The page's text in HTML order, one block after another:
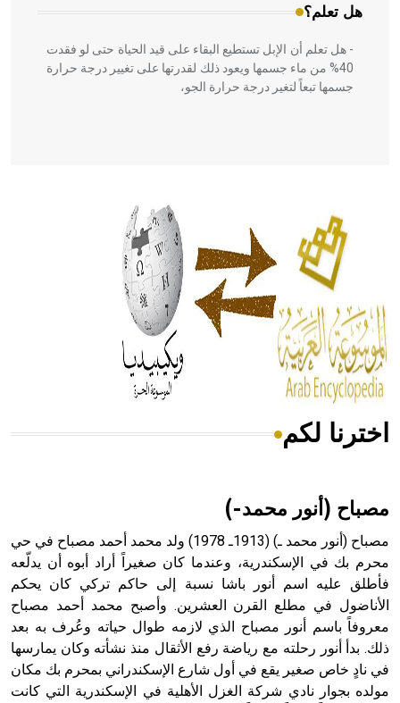
هل تعلم؟
- هل تعلم أن الإبل تستطيع البقاء على قيد الحياة حتى لو فقدت
40% من ماء جسمها ويعود ذلك لقدرتها على تغيير درجة حرارة
جسمها تبعاً لتغير درجة حرارة الجو،
الحكم، الأدلة، تنظيم التغذية، ورسالته في جروح الرأس. ويعود
له الفضل بأنه حرر الطب من الدين والفلسفة.
- هل تعلم أن المرجان إفراز حيواني يتكون في البحر ويتركب
من مادة كربونات الكلسيوم، وهو أحمر أو شديد الحمرة وهو
أجود أنواعه، ويمتاز بكبر الحجم ويسمى الش
هل تعلم أن الأبسيد كلمة فرنسية اللفظ تم اعتمادها مصطلحاً
- هل تعلم أن أبجر Abgar اسم معروف جيداً يعود إلى عدد من
الملوك الذين حكموا مدينة إديسا (الرها) من أبجر الأول وحتى
التاسع، وهم ينتسبون إلى أسرة أوسروين
اخترنا لكم
مصباح (أنور محمد-)
مصباح (أنور محمد ـ) (1913ـ 1978) ولد محمد أحمد مصباح في حي
محرم بك في الإسكندرية، وعندما كان صغيراً أراد أبوه أن يدلّعه
فأطلق عليه اسم أنور باشا نسبة إلى حاكم تركي كان يحكم
الأناضول في مطلع القرن العشرين. وأصبح محمد أحمد مصباح
معروفاً باسم أنور مصباح الذي لازمه طوال حياته وعُرف به بعد
ذلك. بدأ أنور رحلته مع رياضة رفع الأثقال منذ نشأته وكان يمارسها
في نادٍ خاص صغير يقع في أول شارع الإسكندراني بمحرم بك مكان
مولده بجوار نادي شركة الغزل الأهلية في الإسكندرية التي كانت